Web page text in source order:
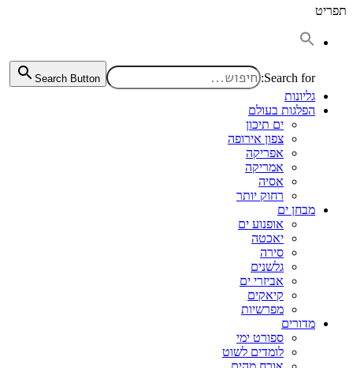
תפריט
Search for:
Search Button
גליונות
הפלגות בעולם
ים תיכון
צפון אירופה
אפריקה
אמריקה
אסיה
רחוק יותר
מבחן ים
אופנוע ים
יאכטה
סירה
גלשנים
אביזרי ים
קיאקים
מפרשיות
מדורים
ספורט ימי
לומדים לשוט